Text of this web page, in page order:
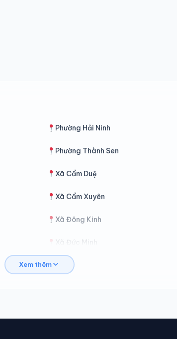
Phường Hải Ninh
Phường Thành Sen
Xã Cẩm Duệ
Xã Cẩm Xuyên
Xã Đông Kinh
Xã Đức Minh
Xã Gia Hanh
Xem thêm